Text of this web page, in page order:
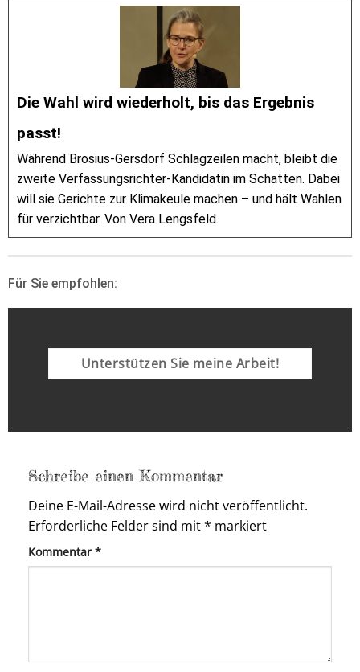
Die Wahl wird wiederholt, bis das Ergebnis
passt!
Während Brosius-Gersdorf Schlagzeilen macht, bleibt die
zweite Verfassungsrichter-Kandidatin im Schatten. Dabei
will sie Gerichte zur Klimakeule machen – und hält Wahlen
für verzichtbar. Von Vera Lengsfeld.
Für Sie empfohlen:
Unterstützen Sie meine Arbeit!
Schreibe einen Kommentar
Deine E-Mail-Adresse wird nicht veröffentlicht.
Erforderliche Felder sind mit* markiert
Kommentar *